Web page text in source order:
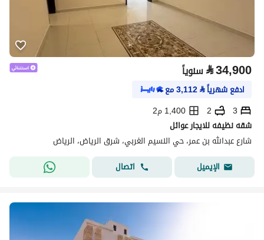
⃁34,900 سنوياً
ادفع شهرياً⃁
3,112مع
3
2
1,400 م2
شقه نظيفه للايجار عوائل
شارع عبدالله بن عمر، حي النسيم الغربي، شرق الرياض، الرياض
الإيميل
اتصال